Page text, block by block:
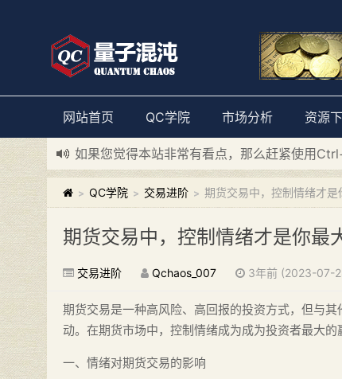
网站首页 QC学院 市场分析 资源
如果您觉得本站非常有看点，那么赶紧使用
新添加量子混沌系统板块，欢迎大家访问！---“
> QC学院 > 交易进阶 > 期货交易中，控制情绪才是
期货交易中，控制情绪才是你最
交易进阶 Qchaos_007 3年前 (2023-07-
期货交易是一种高风险、高回报的投资方式，但与
动。在期货市场中，控制情绪成为成为投资者最大
一、情绪对期货交易的影响